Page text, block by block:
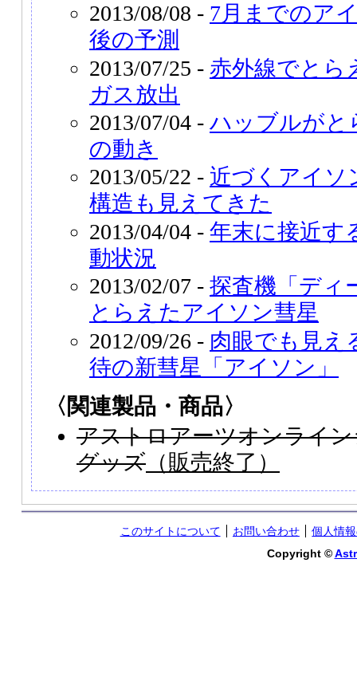
2013/08/08 - 7月までのア
後の予測
2013/07/25 - 赤外線でとら
ガス放出
2013/07/04 - ハッブルがと
の動き
2013/05/22 - 近づくアイソ
構造も見えてきた
2013/04/04 - 年末に接近す
動状況
2013/02/07 - 探査機「ディ
とらえたアイソン彗星
2012/09/26 - 肉眼でも見
待の新彗星「アイソン」
〈関連製品・商品〉
アストロアーツオンライ
グッズ （販売終了）
このサイトについて お問い合わせ
個人情
Copyright ©